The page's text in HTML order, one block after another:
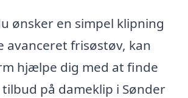
ønsker en simpel klipning
avanceret frisøstøv, kan
hjælpe dig med at finde
på dameklip i Sønder